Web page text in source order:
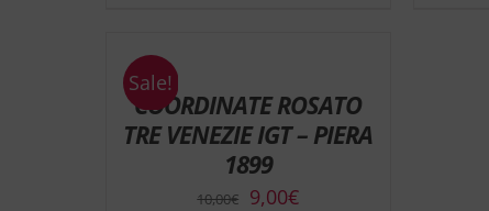
Sale!
COORDINATE ROSATO
TRE VENEZIE IGT – PIERA
1899
10,00€
Il
9,00€Il